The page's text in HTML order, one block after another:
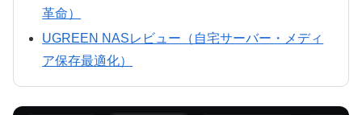
革命）
UGREEN NASレビュー（自宅サーバー・メディ
ア保存最適化）